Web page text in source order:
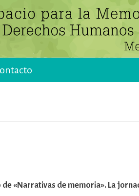
«Narrativas de memoria». La